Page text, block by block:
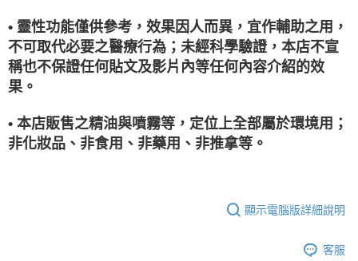
• 靈性功能僅供參考，效果因人而異，宜作輔助之用，
不可取代必要之醫療行為；未經科學驗證，本店不宣
稱也不保證任何貼文及影片內等任何內容介紹的效
果。
• 本店販售之精油與噴霧等，定位上全部屬於環境用；
非化妝品、非食用、非藥用、非推拿等。
顯示電腦版詳細說明
客服